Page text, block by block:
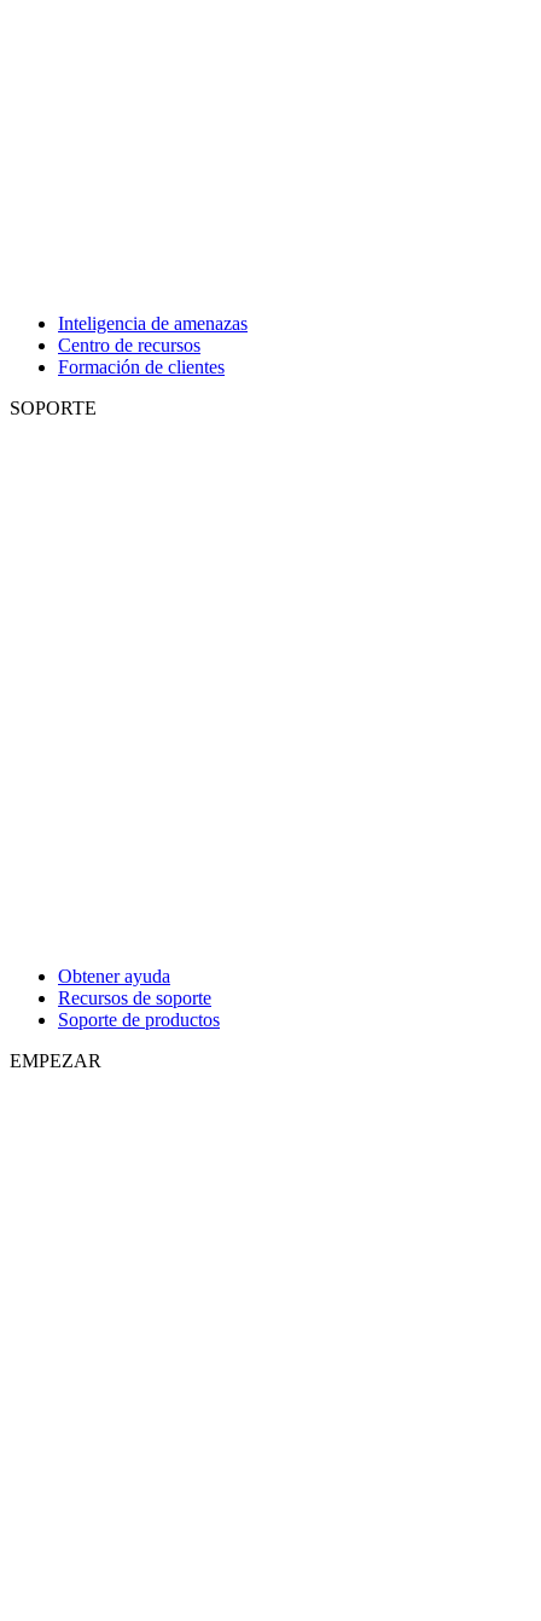
Inteligencia de amenazas
Centro de recursos
Formación de clientes
SOPORTE
Obtener ayuda
Recursos de soporte
Soporte de productos
EMPEZAR